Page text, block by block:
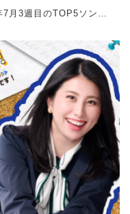
月3週目のTOP5ソング！